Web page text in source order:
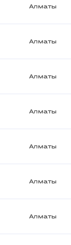
Алматы
Алматы
Алматы
Алматы
Алматы
Алматы
Алматы